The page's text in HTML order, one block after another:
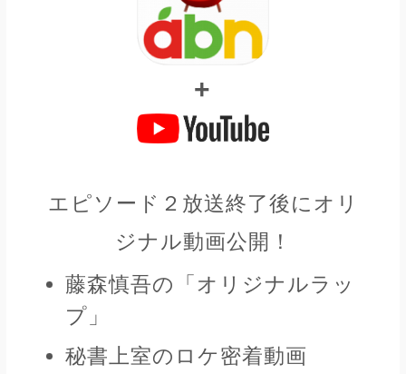
+
エピソード２放送終了後にオリ
ジナル動画公開！
藤森慎吾の「オリジナルラッ
プ」
秘書上室のロケ密着動画